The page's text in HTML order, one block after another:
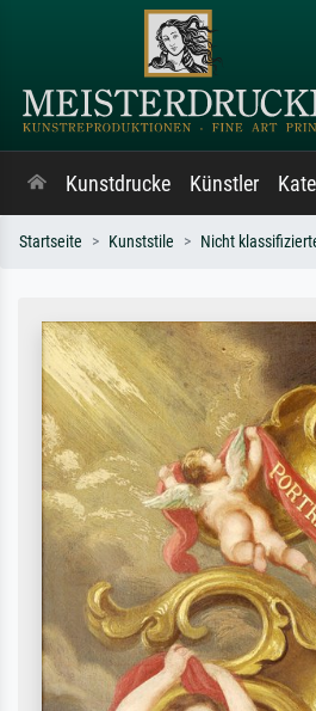
Kunstdrucke Künstler
Startseite Kunststile Nicht